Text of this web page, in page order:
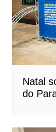
Natal
do